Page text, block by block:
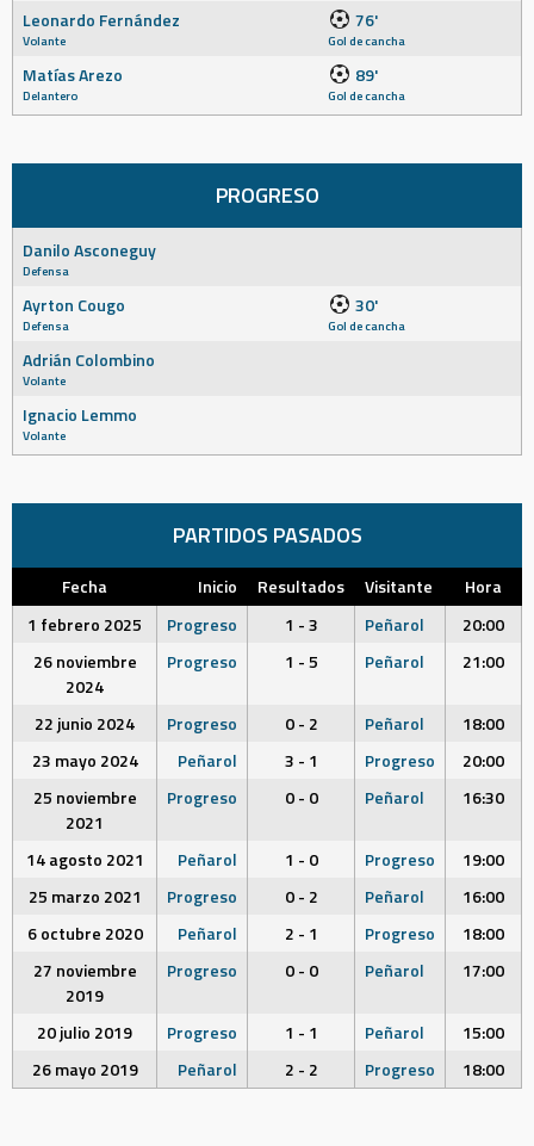
Leonardo Fernández
Volante
76'
Gol de cancha
Matías Arezo
Delantero
89'
Gol de cancha
PROGRESO
Danilo Asconeguy
Defensa
Ayrton Cougo
Defensa
30'
Gol de cancha
Adrián Colombino
Volante
Ignacio Lemmo
Volante
PARTIDOS PASADOS
Fecha Inicio Resultados Visitante
Hora
1 febrero 2025
Progreso 1 - 3 Peñarol
20:00
26 noviembre
2024
Progreso 1 - 5 Peñarol 21:00
22 junio 2024 Progreso 0 - 2 Peñarol
18:00
23 mayo 2024
Peñarol 3 - 1 Progreso
20:00
25 noviembre
2021
Progreso 0 - 0 Peñarol 16:30
14 agosto 2021 Peñarol 1 - 0 Progreso
19:00
25 marzo 2021
Progreso 0 - 2 Peñarol
16:00
6 octubre 2020
Peñarol 2 - 1 Progreso
18:00
27 noviembre
2019
Progreso 0 - 0 Peñarol 17:00
20 julio 2019 Progreso 1 - 1 Peñarol
15:00
26 mayo 2019
Peñarol 2 - 2 Progreso 18:00